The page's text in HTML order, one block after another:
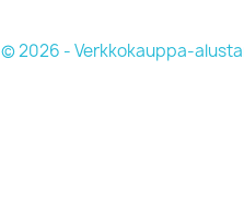
© 2026 - Verkkokauppa-